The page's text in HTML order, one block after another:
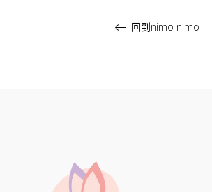
回到nimo nimo